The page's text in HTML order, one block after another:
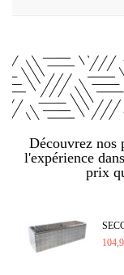
Découvrez nos
l'expérience
prix